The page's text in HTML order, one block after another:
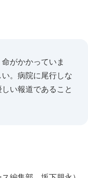
がかかっていま
。病院に尾行しな
い報道であること